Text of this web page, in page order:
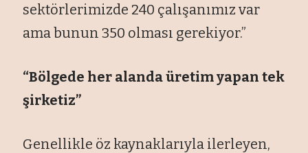
sektörlerimizde 240 çalışanımız var
ama bunun 350 olması gerekiyor.”
“Bölgede her alanda üretim yapan tek
şirketiz”
Genellikle öz kaynaklarıyla ilerleyen,